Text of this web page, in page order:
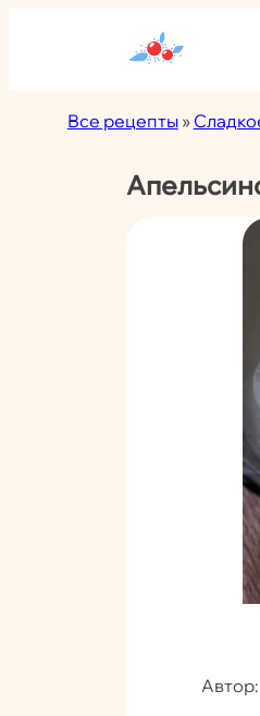
Все рецепты»
Автор: